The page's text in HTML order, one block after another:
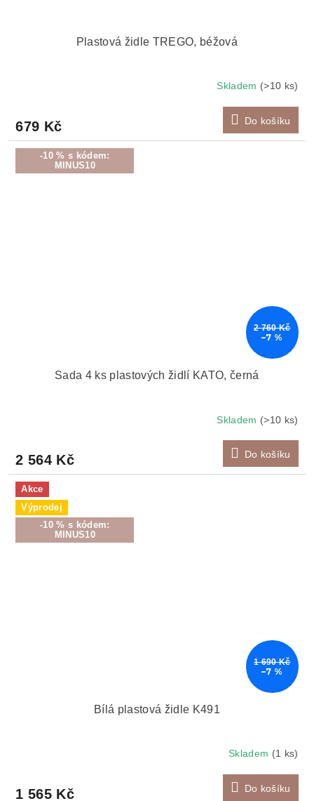
Plastová židle TREGO, béžová
Skladem (>10 ks)
679 Kč Do košíku
-10 % s kódem:
MINUS10
2 760 Kč
–7 %
Sada 4 ks plastových židlí KATO, černá
Skladem (>10 ks)
2 564 Kč Do košíku
Akce
Výprodej
-10 % s kódem:
MINUS10
1 690 Kč
–7 %
Bílá plastová židle K491
Skladem (1 ks)
1 565 Kč Do košíku